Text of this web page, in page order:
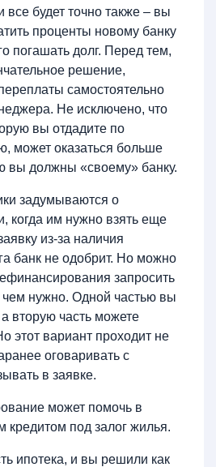
будет точно также – вы
проценты новому банку
погашать долг. Перед тем,
решение,
самостоятельно
Не исключено, что
вы отдадите по
может оказаться больше
вы должны «своему» банку.
задумываются о
когда им нужно взять еще
из-за наличия
банк не одобрит. Но можно
запросить
чем нужно. Одной частью вы
а вторую часть можете
этот вариант проходит не
оговаривать с
в заявке.
может помочь в
кредитом под залог жилья.
ипотека, и вы решили как